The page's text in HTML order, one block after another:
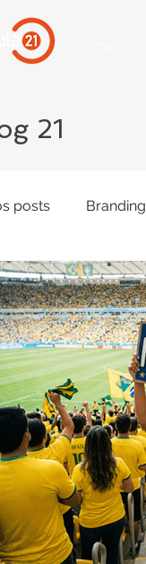
21
posts Branding
campanhas online
Inteligência Artifical